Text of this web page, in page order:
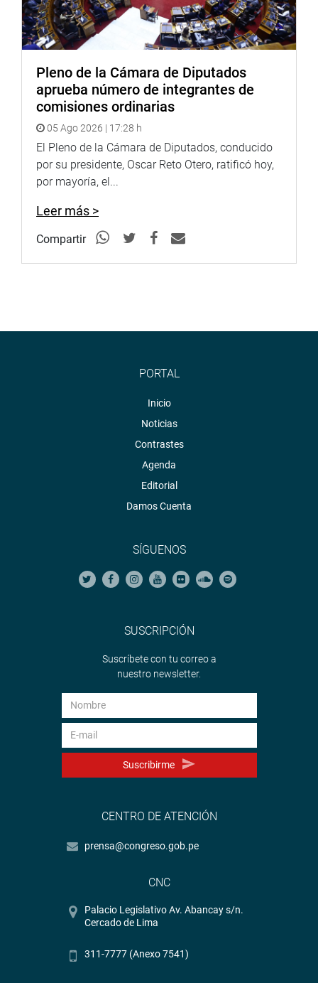
Pleno de la Cámara de Diputados
aprueba número de integrantes de
comisiones ordinarias
05 Ago 2026 | 17:28 h
El Pleno de la Cámara de Diputados, conducido
por su presidente, Oscar Reto Otero, ratificó hoy,
por mayoría, el...
Leer más >
Compartir
PORTAL
Inicio
Noticias
Contrastes
Agenda
Editorial
Damos Cuenta
SÍGUENOS
SUSCRIPCIÓN
Suscríbete con tu correo a
nuestro newsletter.
Suscribirme
CENTRO DE ATENCIÓN
prensa@congreso.gob.pe
CNC
Palacio Legislativo Av. Abancay s/n.
Cercado de Lima
311-7777 (Anexo 7541)